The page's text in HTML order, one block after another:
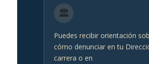
🏛️
Puedes recibir orientación
cómo denunciar en tu
carrera o en